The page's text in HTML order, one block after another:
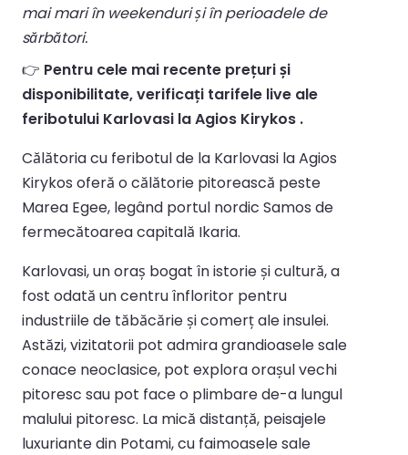
mai mari în weekenduri și în perioadele de
sărbători.
👉 Pentru cele mai recente prețuri și
disponibilitate, verificați tarifele live ale
feribotului Karlovasi la Agios Kirykos .
Călătoria cu feribotul de la Karlovasi la Agios
Kirykos oferă o călătorie pitorească peste
Marea Egee, legând portul nordic Samos de
fermecătoarea capitală Ikaria.
Karlovasi, un oraș bogat în istorie și cultură, a
fost odată un centru înfloritor pentru
industriile de tăbăcărie și comerț ale insulei.
Astăzi, vizitatorii pot admira grandioasele sale
conace neoclasice, pot explora orașul vechi
pitoresc sau pot face o plimbare de-a lungul
malului pitoresc. La mică distanță, peisajele
luxuriante din Potami, cu faimoasele sale